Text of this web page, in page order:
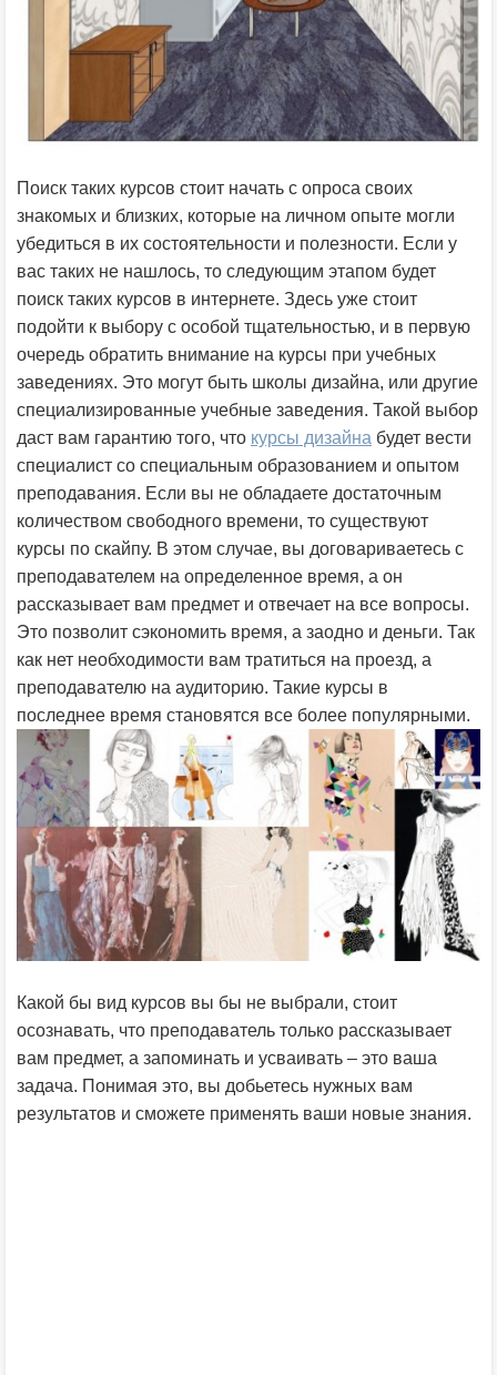
Поиск таких курсов стоит начать с опроса своих
знакомых и близких, которые на личном опыте могли
убедиться в их состоятельности и полезности. Если у
вас таких не нашлось, то следующим этапом будет
поиск таких курсов в интернете. Здесь уже стоит
подойти к выбору с особой тщательностью, и в первую
очередь обратить внимание на курсы при учебных
заведениях. Это могут быть школы дизайна, или другие
специализированные учебные заведения. Такой выбор
даст вам гарантию того, что курсы дизайна будет вести
специалист со специальным образованием и опытом
преподавания. Если вы не обладаете достаточным
количеством свободного времени, то существуют
курсы по скайпу. В этом случае, вы договариваетесь с
преподавателем на определенное время, а он
рассказывает вам предмет и отвечает на все вопросы.
Это позволит сэкономить время, а заодно и деньги. Так
как нет необходимости вам тратиться на проезд, а
преподавателю на аудиторию. Такие курсы в
последнее время становятся все более популярными.
Какой бы вид курсов вы бы не выбрали, стоит
осознавать, что преподаватель только рассказывает
вам предмет, а запоминать и усваивать – это ваша
задача. Понимая это, вы добьетесь нужных вам
результатов и сможете применять ваши новые знания.